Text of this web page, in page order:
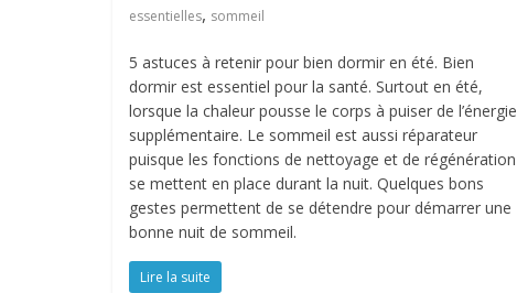
essentielles, sommeil
5 astuces à retenir pour bien dormir en été. Bien
dormir est essentiel pour la santé. Surtout en été,
lorsque la chaleur pousse le corps à puiser de l’énergie
supplémentaire. Le sommeil est aussi réparateur
puisque les fonctions de nettoyage et de régénération
se mettent en place durant la nuit. Quelques bons
gestes permettent de se détendre pour démarrer une
bonne nuit de sommeil.
Lire la suite